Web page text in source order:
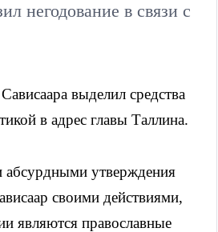
негодование в связи с
выделил средства
в адрес главы Таллина.
абсурдными утверждения
своими действиями,
являются православные